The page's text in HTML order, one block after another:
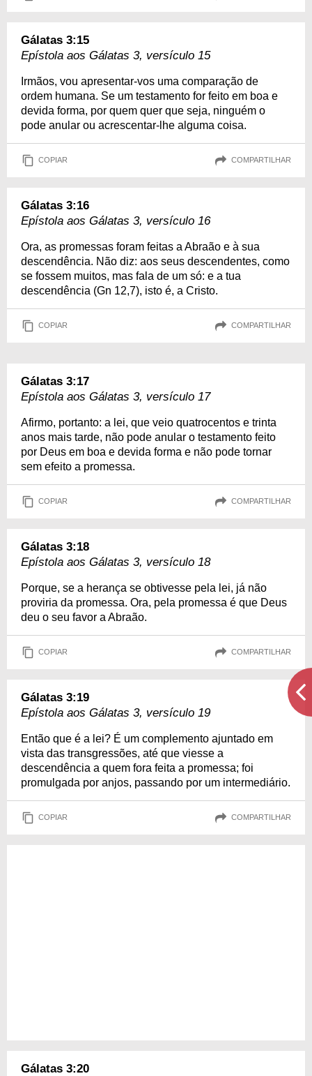
Gálatas 3:15
Epístola aos Gálatas 3, versículo 15
Irmãos, vou apresentar-vos uma comparação de
ordem humana. Se um testamento for feito em boa e
devida forma, por quem quer que seja, ninguém o
pode anular ou acrescentar-lhe alguma coisa.
COPIAR COMPARTILHAR
Gálatas 3:16
Epístola aos Gálatas 3, versículo 16
Ora, as promessas foram feitas a Abraão e à sua
descendência. Não diz: aos seus descendentes, como
se fossem muitos, mas fala de um só: e a tua
descendência (Gn 12,7), isto é, a Cristo.
COPIAR COMPARTILHAR
Gálatas 3:17
Epístola aos Gálatas 3, versículo 17
Afirmo, portanto: a lei, que veio quatrocentos e trinta
anos mais tarde, não pode anular o testamento feito
por Deus em boa e devida forma e não pode tornar
sem efeito a promessa.
COPIAR COMPARTILHAR
Gálatas 3:18
Epístola aos Gálatas 3, versículo 18
Porque, se a herança se obtivesse pela lei, já não
proviria da promessa. Ora, pela promessa é que Deus
deu o seu favor a Abraão.
COPIAR COMPARTILHAR
Gálatas 3:19
Epístola aos Gálatas 3, versículo 19
Então que é a lei? É um complemento ajuntado em
vista das transgressões, até que viesse a
descendência a quem fora feita a promessa; foi
promulgada por anjos, passando por um intermediário.
COPIAR COMPARTILHAR
Gálatas 3:20